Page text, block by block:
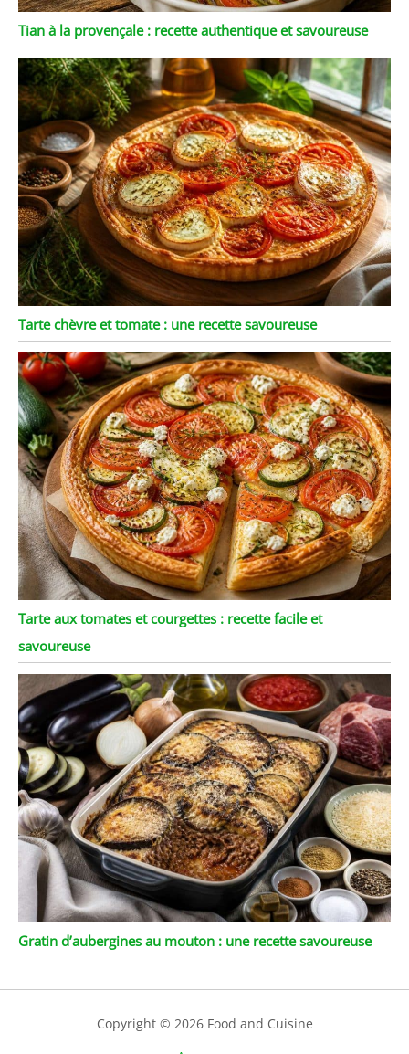
Tian à la provençale : recette authentique et savoureuse
Tarte chèvre et tomate : une recette savoureuse
Tarte aux tomates et courgettes : recette facile et
savoureuse
Gratin d’aubergines au mouton : une recette savoureuse
Copyright © 2026 Food and Cuisine